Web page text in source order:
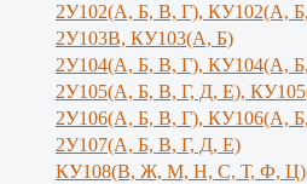
2У102(А, Б, В, Г), КУ102(А,
2У103В, КУ103(А, Б)
2У104(А, Б, В, Г), КУ104(А,
2У105(А, Б, В, Г, Д, Е),
2У106(А, Б, В, Г), КУ106(А,
2У107(А, Б, В, Г, Д, Е)
КУ108(В, Ж, М, Н, С, Т, Ф, Ц)